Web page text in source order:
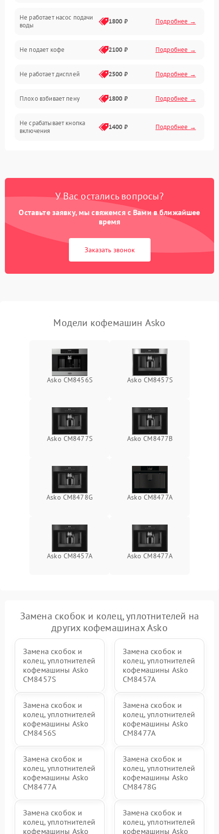
Проблемы с водой
Не работает насос подачи
воды
1800 ₽ Подробнее →
Не подает кофе 2100 ₽ Подробнее →
Не работает дисплей 2500 ₽ Подробнее →
Плохо взбивает пену 1800 ₽ Подробнее →
Не срабатывает кнопка
включения
1400 ₽ Подробнее →
Постоянные сбои в работе 1500 ₽ Подробнее →
У Вас остались вопросы?
Оставьте заявку, мы свяжемся с Вами в ближайшее
время
Заказать звонок
Модели кофемашин Asko
Asko CM8456S Asko CM8457S
Asko CM8477S Asko CM8477B
Asko CM8478G Asko CM8477A
Asko CM8457A Asko СМ8477А
Замена скобок и колец, уплотнителей на
других кофемашинах Asko
Замена скобок и
колец, уплотнителей
кофемашины Asko
CM8457S
Замена скобок и
колец, уплотнителей
кофемашины Asko
CM8457A
Замена скобок и
колец, уплотнителей
кофемашины Asko
CM8456S
Замена скобок и
колец, уплотнителей
кофемашины Asko
CM8477A
Замена скобок и
колец, уплотнителей
кофемашины Asko
СМ8477А
Замена скобок и
колец, уплотнителей
кофемашины Asko
CM8478G
Замена скобок и
колец, уплотнителей
кофемашины Asko
Замена скобок и
колец, уплотнителей
кофемашины Asko